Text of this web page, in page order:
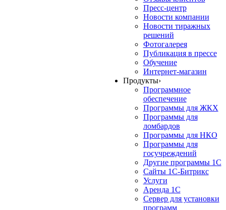
Пресс-центр
Новости компании
Новости тиражных
решений
Фотогалерея
Публикация в прессе
Обучение
Интернет-магазин
Продукты›
Программное
обеспечение
Программы для ЖКХ
Программы для
ломбардов
Программы для НКО
Программы для
госучреждений
Другие программы 1С
Сайты 1С-Битрикс
Услуги
Аренда 1С
Сервер для установки
программ